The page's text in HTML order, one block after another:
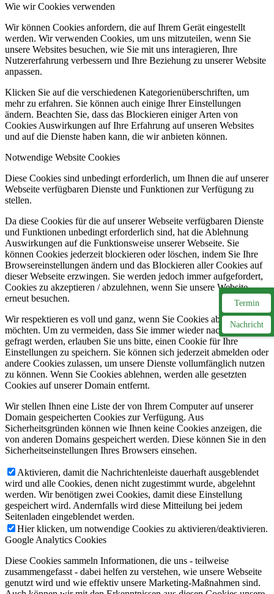
Wie wir Cookies verwenden
Wir können Cookies anfordern, die auf Ihrem Gerät eingestellt
werden. Wir verwenden Cookies, um uns mitzuteilen, wenn Sie
unsere Websites besuchen, wie Sie mit uns interagieren, Ihre
Nutzererfahrung verbessern und Ihre Beziehung zu unserer Website
anpassen.
Klicken Sie auf die verschiedenen Kategorienüberschriften, um
mehr zu erfahren. Sie können auch einige Ihrer Einstellungen
ändern. Beachten Sie, dass das Blockieren einiger Arten von
Cookies Auswirkungen auf Ihre Erfahrung auf unseren Websites
und auf die Dienste haben kann, die wir anbieten können.
Notwendige Website Cookies
Diese Cookies sind unbedingt erforderlich, um Ihnen die auf unserer
Webseite verfügbaren Dienste und Funktionen zur Verfügung zu
stellen.
Da diese Cookies für die auf unserer Webseite verfügbaren Dienste
und Funktionen unbedingt erforderlich sind, hat die Ablehnung
Auswirkungen auf die Funktionsweise unserer Webseite. Sie
können Cookies jederzeit blockieren oder löschen, indem Sie Ihre
Browsereinstellungen ändern und das Blockieren aller Cookies auf
dieser Webseite erzwingen. Sie werden jedoch immer aufgefordert,
Cookies zu akzeptieren / abzulehnen, wenn Sie unsere Website
erneut besuchen.
Wir respektieren es voll und ganz, wenn Sie Cookies ablehnen
möchten. Um zu vermeiden, dass Sie immer wieder nach Cookies
gefragt werden, erlauben Sie uns bitte, einen Cookie für Ihre
Einstellungen zu speichern. Sie können sich jederzeit abmelden oder
andere Cookies zulassen, um unsere Dienste vollumfänglich nutzen
zu können. Wenn Sie Cookies ablehnen, werden alle gesetzten
Cookies auf unserer Domain entfernt.
Wir stellen Ihnen eine Liste der von Ihrem Computer auf unserer
Domain gespeicherten Cookies zur Verfügung. Aus
Sicherheitsgründen können wie Ihnen keine Cookies anzeigen, die
von anderen Domains gespeichert werden. Diese können Sie in den
Sicherheitseinstellungen Ihres Browsers einsehen.
Aktivieren, damit die Nachrichtenleiste dauerhaft ausgeblendet
wird und alle Cookies, denen nicht zugestimmt wurde, abgelehnt
werden. Wir benötigen zwei Cookies, damit diese Einstellung
gespeichert wird. Andernfalls wird diese Mitteilung bei jedem
Seitenladen eingeblendet werden.
Hier klicken, um notwendige Cookies zu aktivieren/deaktivieren.
Google Analytics Cookies
Diese Cookies sammeln Informationen, die uns - teilweise
zusammengefasst - dabei helfen zu verstehen, wie unsere Webseite
genutzt wird und wie effektiv unsere Marketing-Maßnahmen sind.
Termin
Nachricht